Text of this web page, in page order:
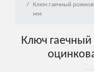
Ключ гаечный
мм
Ключ